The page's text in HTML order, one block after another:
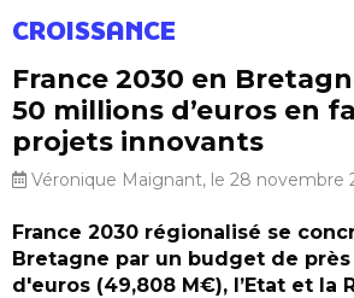
CROISSANCE
France 2030 en
50 millions d’euros en
projets innovants
Véronique Maignant, le 28 novembre
France 2030 régionalisé se
Bretagne par un budget de
d'euros (49,808 M€), l’Etat et la